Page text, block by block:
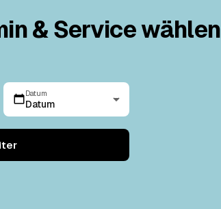
& Service wählen
Datum
Datum